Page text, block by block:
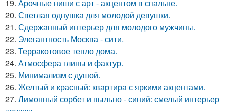
19. Арочные ниши с арт - акцентом в спальне.
20. Светлая однушка для молодой девушки.
21. Сдержанный интерьер для молодого мужчины.
22. Элегантность Москва - сити.
23. Терракотовое тепло дома.
24. Атмосфера глины и фактур.
25. Минимализм с душой.
26. Желтый и красный: квартира с яркими акцентами.
27. Лимонный сорбет и пыльно - синий: смелый интерьер